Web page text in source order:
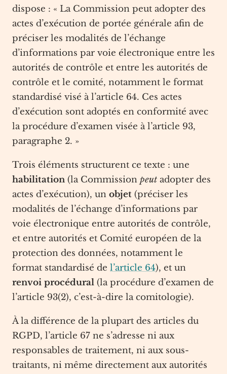
dispose : « La Commission peut adopter des
actes d’exécution de portée générale afin de
préciser les modalités de l’échange
d’informations par voie électronique entre les
autorités de contrôle et entre les autorités de
contrôle et le comité, notamment le format
standardisé visé à l’article 64. Ces actes
d’exécution sont adoptés en conformité avec
la procédure d’examen visée à l’article 93,
paragraphe 2. »
Trois éléments structurent ce texte : une
habilitation (la Commission peut adopter des
actes d’exécution), un objet (préciser les
modalités de l’échange d’informations par
voie électronique entre autorités de contrôle,
et entre autorités et Comité européen de la
protection des données, notamment le
format standardisé de l’article 64), et un
renvoi procédural (la procédure d’examen de
l’article 93(2), c’est-à-dire la comitologie).
À la différence de la plupart des articles du
RGPD, l’article 67 ne s’adresse ni aux
responsables de traitement, ni aux sous-
traitants, ni même directement aux autorités